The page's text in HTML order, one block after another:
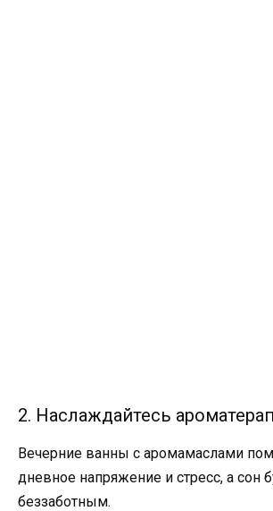
2. Наслаждайтесь
Вечерние ванны с аромамаслами
дневное напряжение и стресс, а сон
беззаботным.